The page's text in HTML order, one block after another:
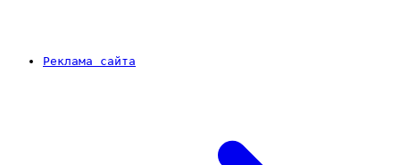
Реклама сайта